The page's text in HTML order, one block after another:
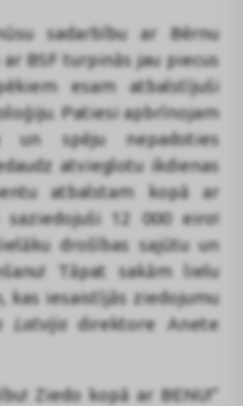
sadarbību ar Bērnu
BSF turpinās jau piecus
esam atbalstījuši
Patiesi apbrīnojam
un spēju nepadoties
atvieglotu ikdienas
atbalstam kopā ar
12 000 eiro!
drošības sajūtu un
Tāpat sakām lielu
kas iesaistījās ziedojumu
Latvijadirektore Anete
Ziedo kopā ar BENU!”